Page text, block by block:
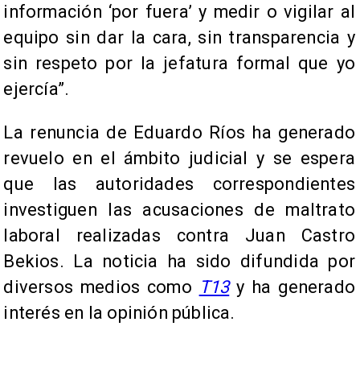
información ‘por fuera’ y medir o vigilar al
equipo sin dar la cara, sin transparencia y
sin respeto por la jefatura formal que yo
ejercía”.
La renuncia de Eduardo Ríos ha generado
revuelo en el ámbito judicial y se espera
que las autoridades correspondientes
investiguen las acusaciones de maltrato
laboral realizadas contra Juan Castro
Bekios. La noticia ha sido difundida por
diversos medios como T13y ha generado
interés en la opinión pública.